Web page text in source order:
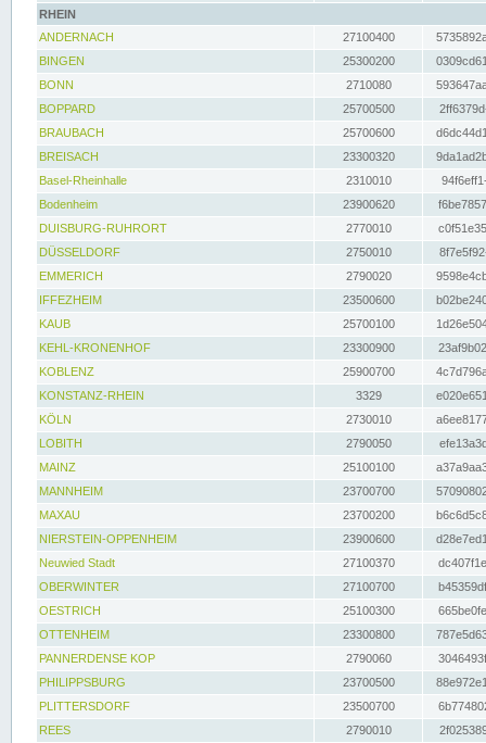
RHEIN
ANDERNACH
27100400
BINGEN
25300200
BONN
2710080
BOPPARD
25700500
BRAUBACH
25700600
BREISACH
23300320
Basel-Rheinhalle
2310010
Bodenheim
23900620
DUISBURG-RUHRORT
2770010
DÜSSELDORF
2750010
EMMERICH
2790020
IFFEZHEIM
23500600
KAUB
25700100
KEHL-KRONENHOF
23300900
KOBLENZ
25900700
KONSTANZ-RHEIN
3329
KÖLN
2730010
LOBITH
2790050
MAINZ
25100100
MANNHEIM
23700700
MAXAU
23700200
NIERSTEIN-OPPENHEIM
23900600
Neuwied Stadt
27100370
OBERWINTER
27100700
OESTRICH
25100300
OTTENHEIM
23300800
PANNERDENSE KOP
2790060
PHILIPPSBURG
23700500
PLITTERSDORF
23500700
REES
2790010